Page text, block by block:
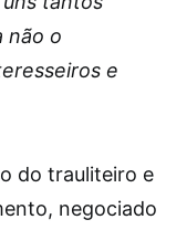
não o
e
do trauliteiro e
negociado